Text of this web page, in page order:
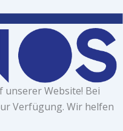
unserer Website! Bei
Verfügung. Wir helfen